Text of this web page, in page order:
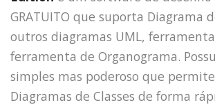
GRATUITO que suporta Diagrama
outros diagramas UML, ferramenta
ferramenta de Organograma.
simples mas poderoso que
Diagramas de Classes de forma